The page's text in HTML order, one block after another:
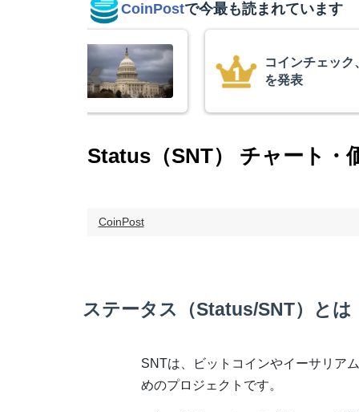
CoinPostで今最も読まれています
15年間休眠の
平均取得単価
Status（SNT） チャート・
CoinPost
ステータス（Status/SNT）とは
SNTは、ビットコインやイーサリア
めのプロジェクトです。